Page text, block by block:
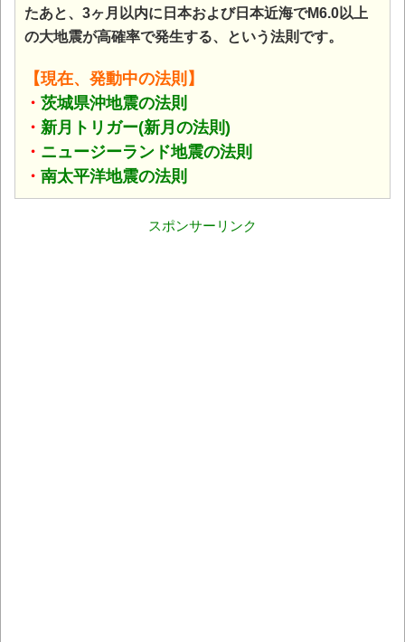
たあと、3ヶ月以内に日本および日本近海でM6.0以上
の大地震が高確率で発生する、という法則です。
【現在、発動中の法則】
・ 茨城県沖地震の法則
・ 新月トリガー(新月の法則)
・ ニュージーランド地震の法則
・ 南太平洋地震の法則
スポンサーリンク